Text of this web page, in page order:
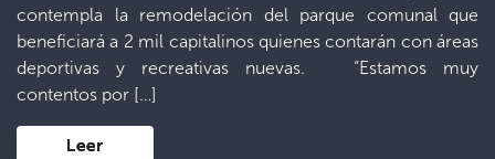
contempla la remodelación del parque comunal que
beneficiará a 2 mil capitalinos quienes contarán con áreas
deportivas y recreativas nuevas. “Estamos muy
contentos por […]
Leer